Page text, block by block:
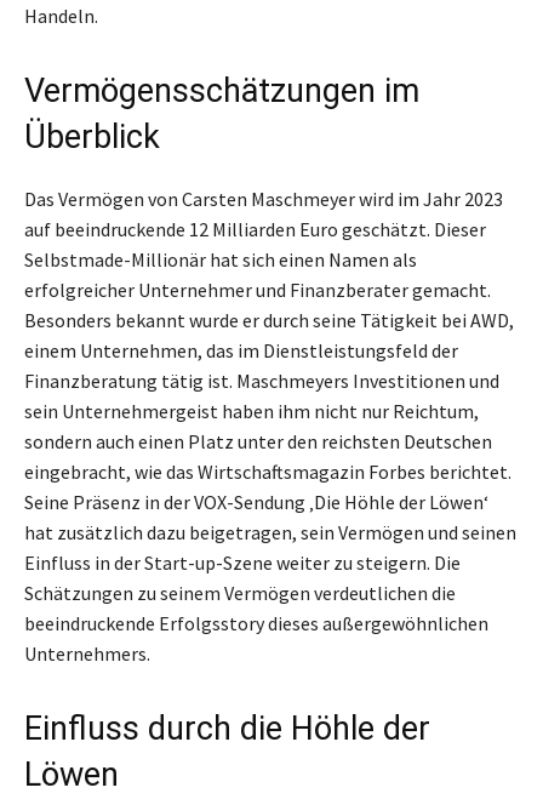
Handeln.
Vermögensschätzungen im
Überblick
Das Vermögen von Carsten Maschmeyer wird im Jahr 2023
auf beeindruckende 12 Milliarden Euro geschätzt. Dieser
Selbstmade-Millionär hat sich einen Namen als
erfolgreicher Unternehmer und Finanzberater gemacht.
Besonders bekannt wurde er durch seine Tätigkeit bei AWD,
einem Unternehmen, das im Dienstleistungsfeld der
Finanzberatung tätig ist. Maschmeyers Investitionen und
sein Unternehmergeist haben ihm nicht nur Reichtum,
sondern auch einen Platz unter den reichsten Deutschen
eingebracht, wie das Wirtschaftsmagazin Forbes berichtet.
Seine Präsenz in der VOX-Sendung ‚Die Höhle der Löwen‘
hat zusätzlich dazu beigetragen, sein Vermögen und seinen
Einfluss in der Start-up-Szene weiter zu steigern. Die
Schätzungen zu seinem Vermögen verdeutlichen die
beeindruckende Erfolgsstory dieses außergewöhnlichen
Unternehmers.
Einfluss durch die Höhle der
Löwen